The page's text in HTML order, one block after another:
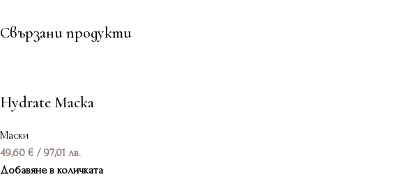
Свързани продукти
Hydrate Маска
Маски
49,60 € / 97,01 лв.
Добавяне в количката